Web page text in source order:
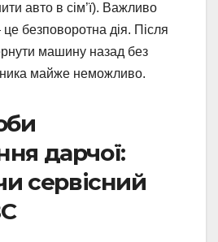
авто в сім’ї). Важливо
безповоротна дія. Після
машину назад без
майже неможливо.
дарчої:
сервісний